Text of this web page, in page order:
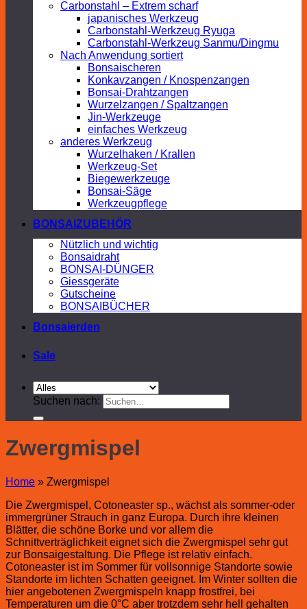
Carbonstahl – Extrem scharf
japanisches Werkzeug
Carbonstahl-Werkzeug Ryuga
Carbonstahl-Werkzeug Sanmu/Dingmu
Nach Anwendung sortiert
Bonsaischeren
Konkavzangen / Knospenzangen
Bonsai-Drahtzangen
Wurzelzangen / Spaltzangen
Jin-Werkzeuge
einfaches Werkzeug
anderes Werkzeug
Wurzelhaken / Krallen
Werkzeug-Set
Biegewerkzeuge
Bonsai-Säge
Werkzeugpflege
BONSAIZUBEHÖR
Nützlich und wichtig
Bonsaidraht
BONSAI-DÜNGER
Giessgeräte
Gutscheine
BONSAIBÜCHER
Bonsaierden
Sale
Suchen nach:
Zwergmispel
Home » Zwergmispel
Die Zwergmispel, Cotoneaster sp., wächst als sommer-oder
immergrüner Strauch in ganz Europa. Durch ihre kleinen
Blätter, die schöne Borke und vor allem die
Schnittverträglichkeit eignet sich die Zwergmispel sehr gut
zur Bonsaigestaltung. Die Pflege ist relativ einfach.
Cotoneaster ist im Sommer für vollsonnige Standorte sowie
Standorte im lichten Schatten geeignet. Im Winter sollten die
hier angebotenen Zwergmispeln knapp frostfrei, bei
Temperaturen um die 0°C aber trotzdem sehr hell gehalten